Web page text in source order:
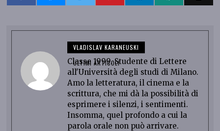
VLADISLAV KARANEUSKI
ULTIMI ARTICOLI
Classe 1999. Studente di Lettere
all'Università degli studi di Milano.
Amo la letteratura, il cinema e la
scrittura, che mi dà la possibilità di
esprimere i silenzi, i sentimenti.
Insomma, quel profondo a cui la
parola orale non può arrivare.